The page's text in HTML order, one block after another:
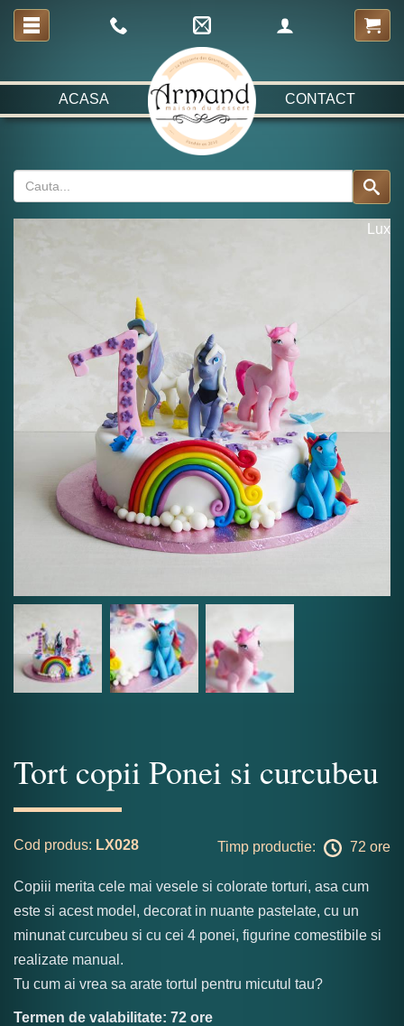
ACASA CONTACT
Lux
Tort copii Ponei si curcubeu
Cod produs: LX028 Timp productie: 72 ore
Copiii merita cele mai vesele si colorate torturi, asa cum
este si acest model, decorat in nuante pastelate, cu un
minunat curcubeu si cu cei 4 ponei, figurine comestibile si
realizate manual.
Tu cum ai vrea sa arate tortul pentru micutul tau?
Termen de valabilitate: 72 ore